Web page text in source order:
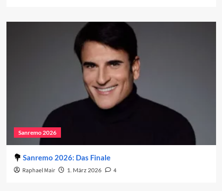
Sanremo 2026
Sanremo 2026: Das Finale
Raphael Mair 1. März 2026 4